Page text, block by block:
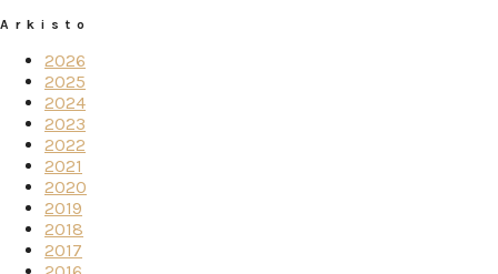
Arkisto
2026
2025
2024
2023
2022
2021
2020
2019
2018
2017